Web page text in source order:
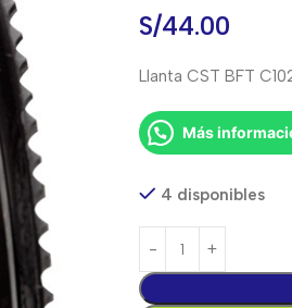
S/44.00
Llanta CST BFT
Más
4 disponibles